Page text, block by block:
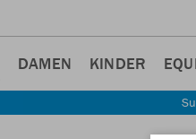
DAMEN KINDER